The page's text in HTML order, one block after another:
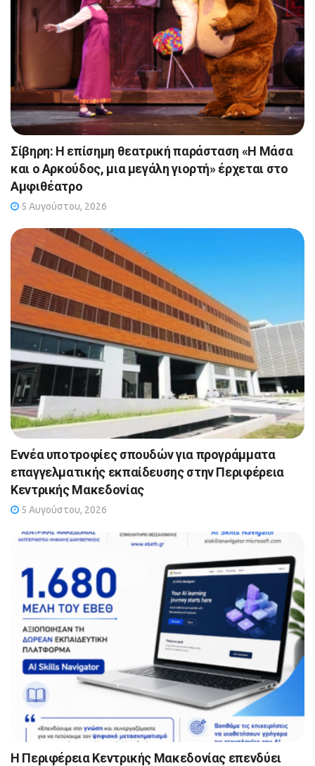
Σίβηρη: Η επίσημη θεατρική παράσταση «Η Μάσα
και ο Αρκούδος, μια μεγάλη γιορτή» έρχεται στο
Αμφιθέατρο
5 Αυγούστου, 2026
Εννέα υποτροφίες σπουδών για προγράμματα
επαγγελματικής εκπαίδευσης στην Περιφέρεια
Κεντρικής Μακεδονίας
5 Αυγούστου, 2026
Η Περιφέρεια Κεντρικής Μακεδονίας επενδύει